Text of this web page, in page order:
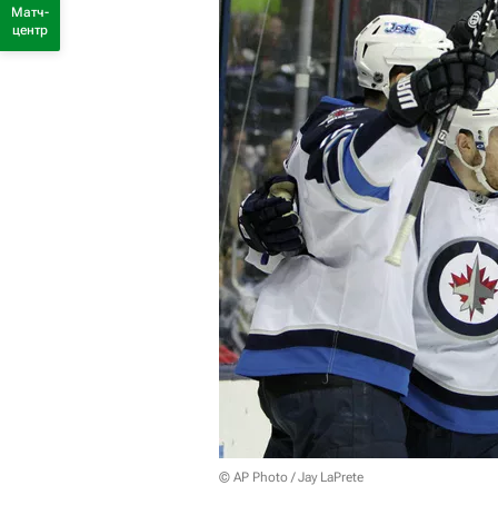
© AP Photo / Jay LaPrete
Матч-
центр